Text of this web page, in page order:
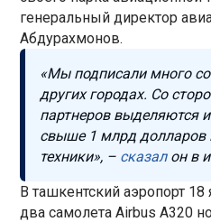
генеральный директор
Абдурахмонов.
«Мы подписали много
других городах. Со
партнеров выделяются
свыше 1 млрд долларов
техники», – сказалон в
В ташкентский аэропорт 18
два самолета Airbus A320